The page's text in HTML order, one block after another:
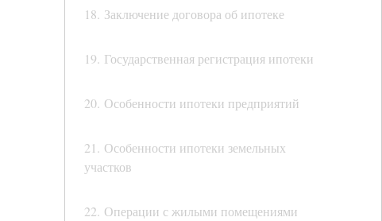
18. Заключение договора об ипотеке
19. Государственная регистрация ипотеки
20. Особенности ипотеки предприятий
21. Особенности ипотеки земельных
участков
22. Операции с жилыми помещениями